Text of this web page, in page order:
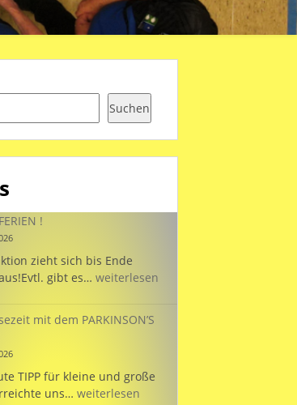
Suchen
!
zieht sich bis Ende
gibt es… ES
!
weiterlesen
mit dem PARKINSON’S
TIPP für kleine und große
uns… TIPP:
weiterlesen